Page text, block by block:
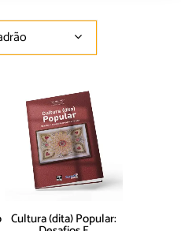
Cultura (dita) Popular: